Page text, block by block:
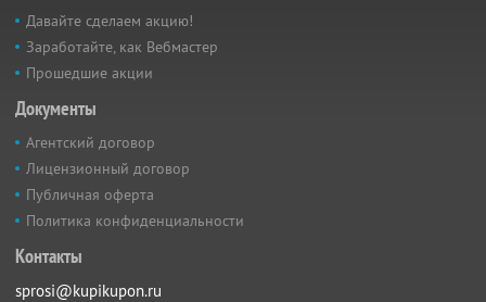
Давайте сделаем акцию!
Заработайте, как Вебмастер
Прошедшие акции
Документы
Агентский договор
Лицензионный договор
Публичная оферта
Политика конфиденциальности
Контакты
sprosi@kupikupon.ru